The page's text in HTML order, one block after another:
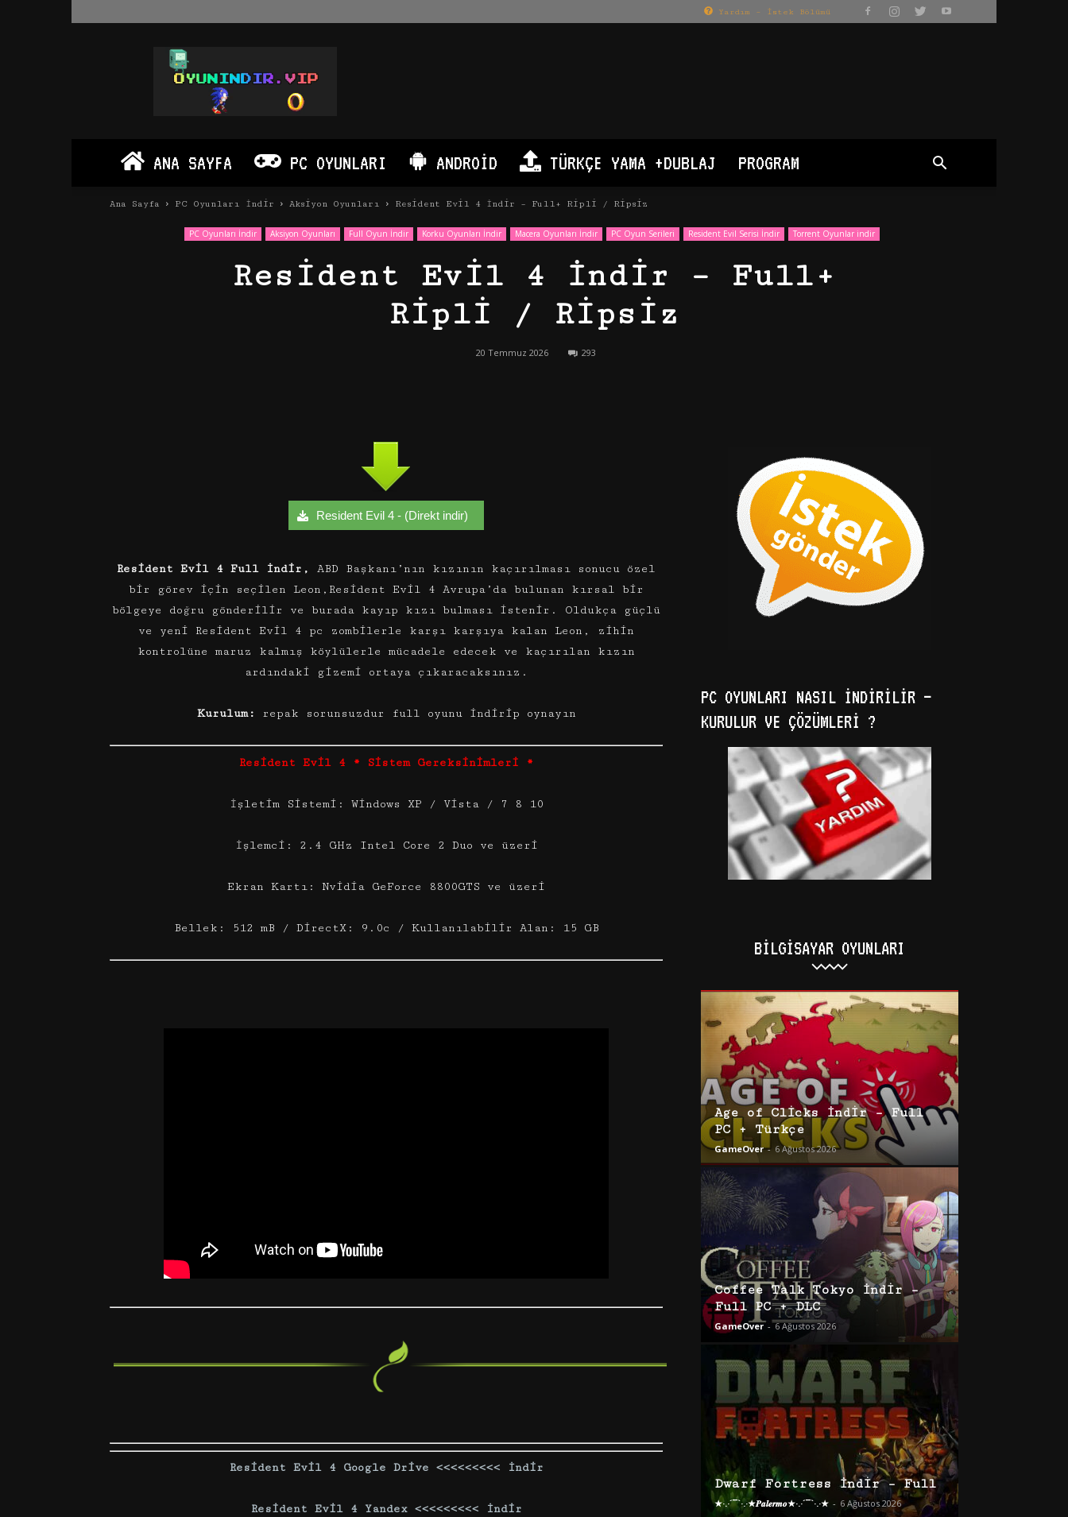
Yardım – İstek Bölümü
Oyun
İndir
PC
Android
ANA SAYFA PC OYUNLARI ANDROID TÜRKÇE YAMA +DUBLAJ PROGRAM
Ana Sayfa PC Oyunları İndir Aksiyon Oyunları Resident Evil 4 İndir – Full+ Ripli / Ripsiz
PC Oyunları İndir Aksiyon Oyunları Full Oyun İndir Korku Oyunları İndir Macera Oyunları İndir PC Oyun Serileri Resident Evil Serisi İndir Torrent Oyunlar indir
Resident Evil 4 İndir – Full+
Ripli / Ripsiz
20 Temmuz 2026 293
Resident Evil 4 - (Direkt indir)
Resident Evil 4 Full İndir,
ABD Başkanı’nın kızının kaçırılması sonucu özel
bir görev için seçilen Leon,Resident Evil 4 Avrupa’da bulunan kırsal bir
bölgeye doğru gönderilir ve burada kayıp kızı bulması istenir. Oldukça güçlü
ve yeni Resident Evil 4 pc zombilerle karşı karşıya kalan Leon, zihin
kontrolüne maruz kalmış köylülerle mücadele edecek ve kaçırılan kızın
ardındaki gizemi ortaya çıkaracaksınız.
Kurulum: repak sorunsuzdur full oyunu indirip oynayın
Resident Evil 4 * Sistem Gereksinimleri *
İşletim Sistemi: Windows XP / Vista / 7 8 10
İşlemci: 2.4 GHz Intel Core 2 Duo ve üzeri
Ekran Kartı: Nvidia GeForce 8800GTS ve üzeri
Bellek: 512 mB / DirectX: 9.0c / Kullanılabilir Alan: 15 GB
Resident Evil 4 Google Drive <<<<<<<<< İndir
Resident Evil 4 Yandex <<<<<<<<< İndir
PC OYUNLARI NASIL İNDIRILIR –
KURULUR VE ÇÖZÜMLERI ?
BILGISAYAR OYUNLARI
Age of Clicks İndir – Full
PC + Türkçe
GameOver - 6 Ağustos 2026
Coffee Talk Tokyo İndir –
Full PC + DLC
GameOver - 6 Ağustos 2026
Dwarf Fortress İndir – Full
★·.·´¯`·.·★𝑷𝒂𝒍𝒆𝒓𝒎𝒐★·.·´¯`·.·★ - 6 Ağustos 2026